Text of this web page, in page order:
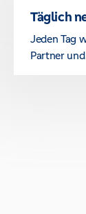
Täglich
Jeden Tag
Partner